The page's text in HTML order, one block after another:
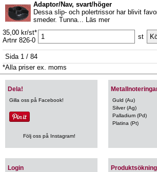
Adaptor/Nav, svart/höger
Dessa slip- och polertrissor har blivit
smeder. Tunna... Läs mer
35,00 kr/st*
Artnr 826-0
st
Sida 1 / 84
*Alla priser ex. moms
Guld (Au)
Silver (Ag)
Palladium (Pd)
Platina (Pt)
Login Produktsökning
Dela!
Gilla oss på Facebook!
Följ oss på Instagram!